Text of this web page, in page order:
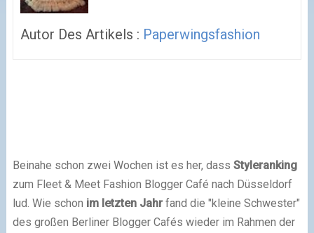
Autor Des Artikels : Paperwingsfashion
Beinahe schon zwei Wochen ist es her, dass Styleranking
zum Fleet & Meet Fashion Blogger Café nach Düsseldorf
lud. Wie schon im letzten Jahrfand die "kleine Schwester"
des großen Berliner Blogger Cafés wieder im Rahmen der